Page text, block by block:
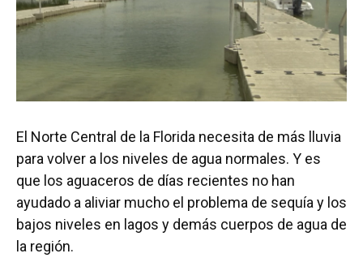
El Norte Central de la Florida necesita de más lluvia
para volver a los niveles de agua normales. Y es
que los aguaceros de días recientes no han
ayudado a aliviar mucho el problema de sequía y los
bajos niveles en lagos y demás cuerpos de agua de
la región.